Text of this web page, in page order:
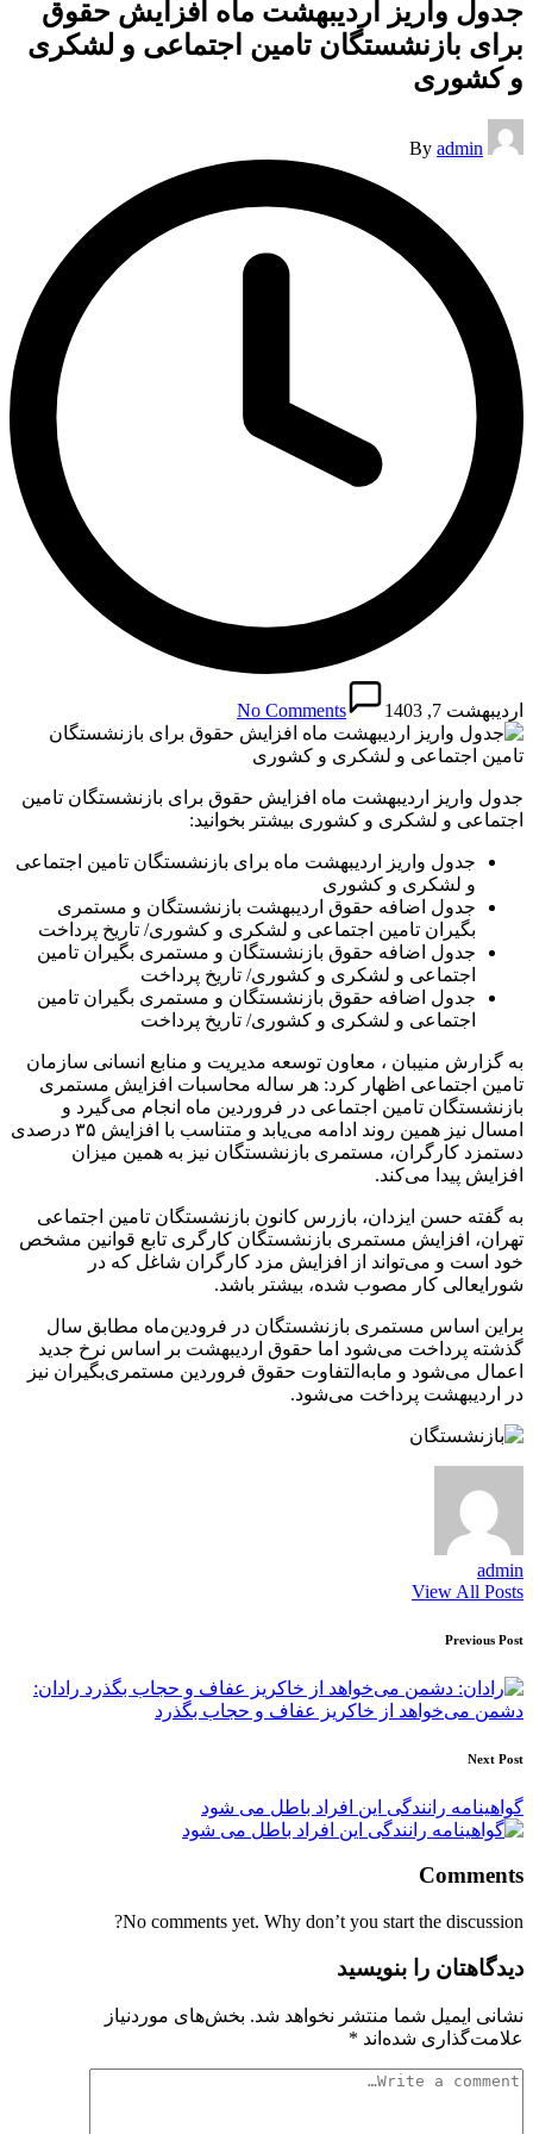
جدول واریز اردیبهشت ماه افزایش حقوق
برای بازنشستگان تامین اجتماعی و لشکری
و کشوری
Posted
by
By admin
اردیبهشت 7, 1403 No Comments
جدول واریز اردیبهشت ماه افزایش حقوق برای بازنشستگان تامین
اجتماعی و لشکری و کشوری بیشتر بخوانید:
جدول واریز اردیبهشت ماه برای بازنشستگان تامین اجتماعی
و لشکری و کشوری
جدول اضافه حقوق‌ اردیبهشت بازنشستگان و مستمری
بگیران تامین اجتماعی و لشکری و کشوری/ تاریخ پرداخت
جدول اضافه حقوق‌ بازنشستگان و مستمری بگیران تامین
اجتماعی و لشکری و کشوری/ تاریخ پرداخت
جدول اضافه حقوق‌ بازنشستگان و مستمری بگیران تامین
اجتماعی و لشکری و کشوری/ تاریخ پرداخت
به گزارش منیبان ، معاون توسعه مدیریت و منابع انسانی سازمان
تامین اجتماعی اظهار کرد: هر ساله محاسبات افزایش مستمری
بازنشستگان تامین اجتماعی در فروردین ماه انجام می‌گیرد و
امسال نیز همین روند ادامه می‌یابد و متناسب با افزایش ۳۵ درصدی
دستمزد کارگران، مستمری بازنشستگان نیز به همین میزان
افزایش پیدا می‌کند.
به گفته حسن ایزدان، بازرس کانون بازنشستگان تامین اجتماعی
تهران، افزایش مستمری بازنشستگان کارگری تابع قوانین مشخص
خود است و می‌تواند از افزایش مزد کارگران شاغل که در
شورایعالی کار مصوب شده، بیشتر باشد.
براین اساس مستمری بازنشستگان در فرودین‌ماه مطابق سال
گذشته پرداخت می‌شود اما حقوق اردیبهشت بر اساس نرخ جدید
اعمال می‌شود و مابه‌التفاوت حقوق فروردین مستمری‌بگیران نیز
در اردیبهشت پرداخت می‌شود.
admin
View All Posts
Post
navigation
Previous Post
رادان:
دشمن می‌خواهد از خاکریز عفاف و حجاب بگذرد
Next Post
گواهینامه رانندگی این افراد باطل می شود
Comments
No comments yet. Why don’t you start the discussion?
دیدگاهتان را بنویسید
نشانی ایمیل شما منتشر نخواهد شد. بخش‌های موردنیاز
علامت‌گذاری شده‌اند *